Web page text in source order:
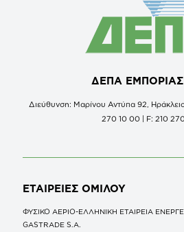
ΔΕΠΑ
Διεύθυνση: Μαρίνου Αντύπα 92, Ηράκλειο
270 10 00 | F: 210
ΕΤΑΙΡΕΙΕΣ ΟΜΙΛΟΥ
ΦΥΣΙΚΟ ΑΕΡΙΟ-ΕΛΛΗΝΙΚΗ ΕΤΑΙΡΕΙΑ
GASTRADE S.A.